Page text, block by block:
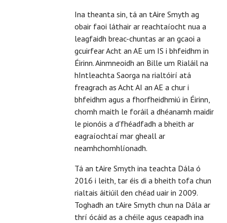
Ina theanta sin, tá an tAire Smyth ag
obair faoi láthair ar reachtaíocht nua a
leagfaidh breac-chuntas ar an gcaoi a
gcuirfear Acht an AE um IS i bhfeidhm in
Éirinn. Ainmneoidh an Bille um Rialáil na
hIntleachta Saorga na rialtóirí atá
freagrach as Acht AI an AE a chur i
bhfeidhm agus a fhorfheidhmiú in Éirinn,
chomh maith le foráil a dhéanamh maidir
le pionóis a d'fhéadfadh a bheith ar
eagraíochtaí mar gheall ar
neamhchomhlíonadh.
Tá an tAire Smyth ina teachta Dála ó
2016 i leith, tar éis di a bheith tofa chun
rialtais áitiúil den chéad uair in 2009.
Toghadh an tAire Smyth chun na Dála ar
thrí ócáid as a chéile agus ceapadh ina